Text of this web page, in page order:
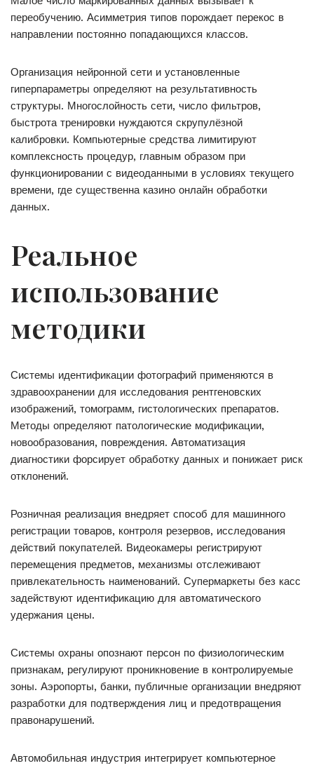
переобучению. Асимметрия типов порождает перекос в
направлении постоянно попадающихся классов.
Организация нейронной сети и установленные
гиперпараметры определяют на результативность
структуры. Многослойность сети, число фильтров,
быстрота тренировки нуждаются скрупулёзной
калибровки. Компьютерные средства лимитируют
комплексность процедур, главным образом при
функционировании с видеоданными в условиях текущего
времени, где существенна казино онлайн обработки
данных.
Реальное
использование
методики
Системы идентификации фотографий применяются в
здравоохранении для исследования рентгеновских
изображений, томограмм, гистологических препаратов.
Методы определяют патологические модификации,
новообразования, повреждения. Автоматизация
диагностики форсирует обработку данных и понижает риск
отклонений.
Розничная реализация внедряет способ для машинного
регистрации товаров, контроля резервов, исследования
действий покупателей. Видеокамеры регистрируют
перемещения предметов, механизмы отслеживают
привлекательность наименований. Супермаркеты без касс
задействуют идентификацию для автоматического
удержания цены.
Системы охраны опознают персон по физиологическим
признакам, регулируют проникновение в контролируемые
зоны. Аэропорты, банки, публичные организации внедряют
разработки для подтверждения лиц и предотвращения
правонарушений.
Автомобильная индустрия интегрирует компьютерное